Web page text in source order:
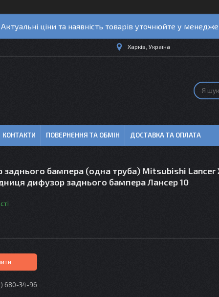
Актуальні ціни та наявність товарів уточнюйте у
Харків, Україна
КОНТАКТИ ПОВЕРНЕННЯ ТА ОБМІН ДОСТАВКА ТА ОПЛАТА
заднього бампера (одна труба) Mitsubishi Lancer
дифузор заднього бампера Лансер 10
680-34-96